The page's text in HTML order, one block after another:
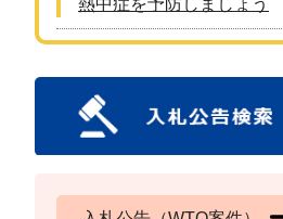
熱中症を予防しましょう